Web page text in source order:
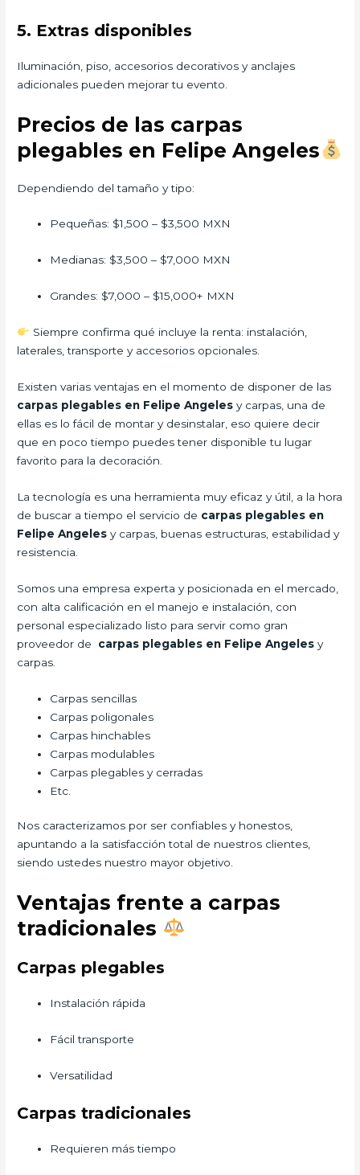
5. Extras disponibles
Iluminación, piso, accesorios decorativos y anclajes
adicionales pueden mejorar tu evento.
Precios de las carpas
plegables en Felipe Angeles
Dependiendo del tamaño y tipo:
Pequeñas: $1,500 – $3,500 MXN
Medianas: $3,500 – $7,000 MXN
Grandes: $7,000 – $15,000+ MXN
Siempre confirma qué incluye la renta: instalación,
laterales, transporte y accesorios opcionales.
Existen varias ventajas en el momento de disponer de las
carpas plegables en Felipe Angeles y carpas, una de
ellas es lo fácil de montar y desinstalar, eso quiere decir
que en poco tiempo puedes tener disponible tu lugar
favorito para la decoración.
La tecnología es una herramienta muy eficaz y útil, a la hora
de buscar a tiempo el servicio de carpas plegables en
Felipe Angeles y carpas, buenas estructuras, estabilidad y
resistencia.
Somos una empresa experta y posicionada en el mercado,
con alta calificación en el manejo e instalación, con
personal especializado listo para servir como gran
proveedor de carpas plegables en Felipe Angeles y
carpas.
Carpas sencillas
Carpas poligonales
Carpas hinchables
Carpas modulables
Carpas plegables y cerradas
Etc.
Nos caracterizamos por ser confiables y honestos,
apuntando a la satisfacción total de nuestros clientes,
siendo ustedes nuestro mayor objetivo.
Ventajas frente a carpas
tradicionales
Carpas plegables
Instalación rápida
Fácil transporte
Versatilidad
Carpas tradicionales
Requieren más tiempo